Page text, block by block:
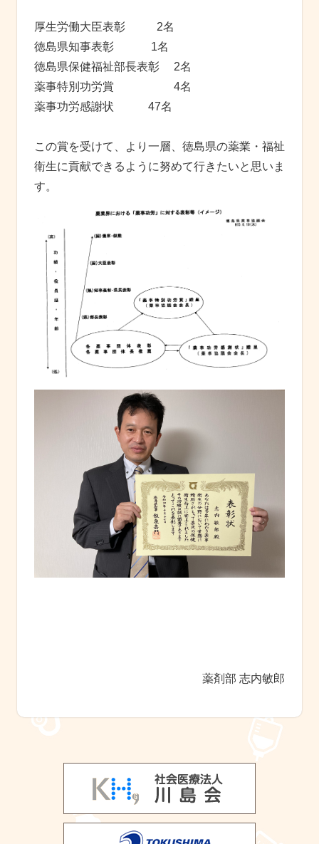
厚生労働大臣表彰 2名
徳島県知事表彰 1名
徳島県保健福祉部長表彰 2名
薬事特別功労賞 4名
薬事功労感謝状 47名
この賞を受けて、より一層、徳島県の薬業・福祉
衛生に貢献できるように努めて行きたいと思いま
す。
薬剤部 志内敏郎